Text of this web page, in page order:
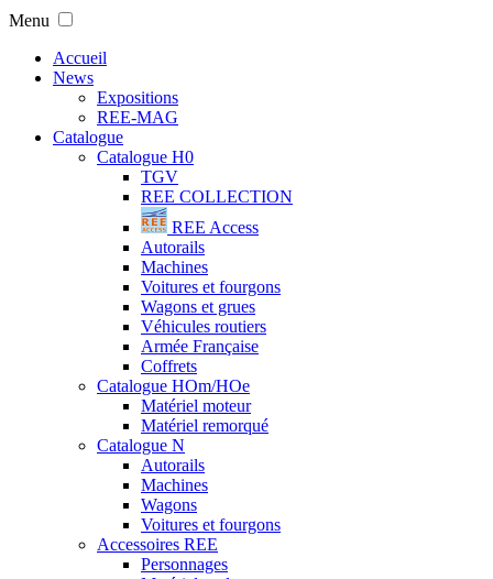
Menu
Accueil
News
Expositions
REE-MAG
Catalogue
Catalogue H0
TGV
REE COLLECTION
REE Access
Autorails
Machines
Voitures et fourgons
Wagons et grues
Véhicules routiers
Armée Française
Coffrets
Catalogue HOm/HOe
Matériel moteur
Matériel remorqué
Catalogue N
Autorails
Machines
Wagons
Voitures et fourgons
Accessoires REE
Personnages